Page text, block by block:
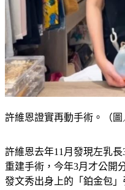
許維恩去年11月發現左乳
重建手術，今年3月才公開